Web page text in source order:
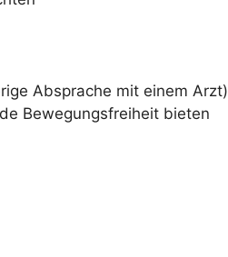
Absprache mit einem Arzt)
Bewegungsfreiheit bieten